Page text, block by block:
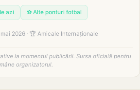
azi ⚽ Alte ponturi fotbal
2026 · 🏆 Amicale Internaționale
la momentul publicării. Sursa oficială pentru
organizatorul.